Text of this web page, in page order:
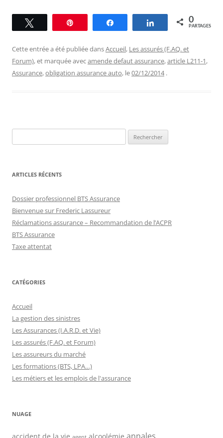
Partagez 0
PARTAGES
Cette entrée a été publiée dansAccueil, Les assurés (F.AQ. et
Forum), et marquée avecamende defaut assurance,article L211-1,
Assurance,obligation assurance auto, le02/12/2014 .
ARTICLES RÉCENTS
Dossier professionnel BTS Assurance
Bienvenue sur Frederic Lassureur
Réclamations assurance – Recommandation de l’ACPR
BTS Assurance
Taxe attentat
CATÉGORIES
Accueil
La gestion des sinistres
Les Assurances (I.A.R.D. et Vie)
Les assurés (F.AQ. et Forum)
Les assureurs du marché
Les formations (BTS, LPA…)
Les métiers et les emplois de l'assurance
NUAGE